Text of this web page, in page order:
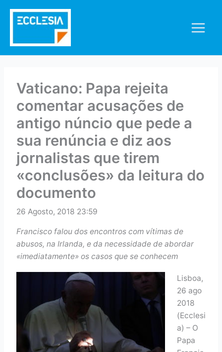
Vaticano: Papa rejeita
comentar acusações de
antigo núncio que pede a
sua renúncia e diz aos
jornalistas que tirem
«conclusões» da leitura do
documento
26 Agosto, 2018 23:59
Francisco falou dos encontros com vítimas de
abusos, na Irlanda, e da necessidade de abordar
«imediatamente» os casos que se conhecem
Lisboa,
26 ago
2018
(Ecclesi
a) – O
Papa